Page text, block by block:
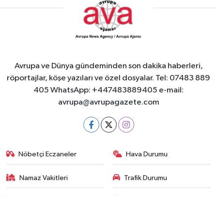
Avrupa ve Dünya gündeminden son dakika haberleri,
röportajlar, köşe yazıları ve özel dosyalar. Tel: 07483 889
405 WhatsApp: +447483889405 e-mail:
avrupa@avrupagazete.com
Nöbetçi Eczaneler Hava Durumu
Namaz Vakitleri Trafik Durumu